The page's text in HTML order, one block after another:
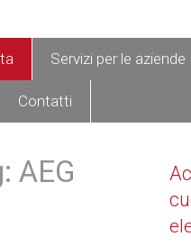
Servizi per le aziende
Contatti
AEG